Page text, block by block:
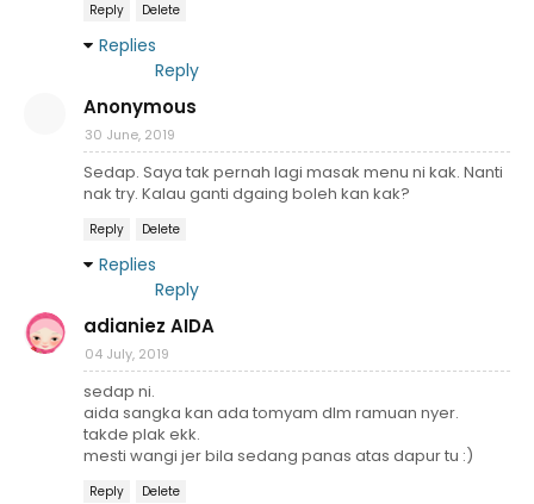
Reply Delete
Replies
Reply
Anonymous
30 June, 2019
Sedap. Saya tak pernah lagi masak menu ni kak. Nanti
nak try. Kalau ganti dgaing boleh kan kak?
Reply Delete
Replies
Reply
adianiez AIDA
04 July, 2019
sedap ni.
aida sangka kan ada tomyam dlm ramuan nyer.
takde plak ekk.
mesti wangi jer bila sedang panas atas dapur tu :)
Reply Delete